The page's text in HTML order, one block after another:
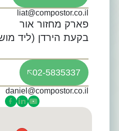
liat@compostor.co.il
פארק מחזור אור
בקעת הירדן (ליד
02-5835337
daniel@compostor.co.il